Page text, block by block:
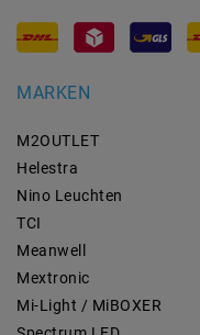
MARKEN
M2OUTLET
Helestra
Nino Leuchten
TCI
Meanwell
Mextronic
Mi-Light / MiBOXER